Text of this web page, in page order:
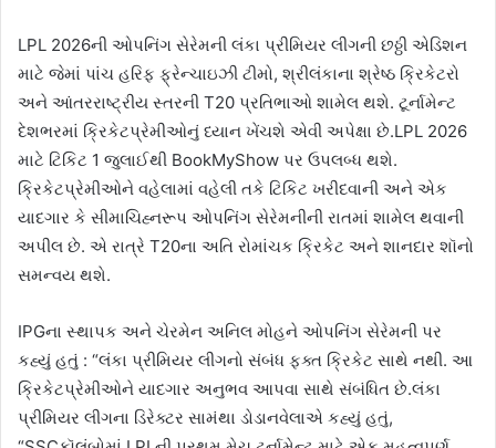
LPL 2026ની ઓપનિંગ સેરેમની લંકા પ્રીમિયર લીગની છઠ્ઠી એડિશન
માટે જેમાં પાંચ હરિફ ફ્રેન્ચાઇઝી ટીમો, શ્રીલંકાના શ્રેષ્ઠ ક્રિકેટરો
અને આંતરરાષ્ટ્રીય સ્તરની T20 પ્રતિભાઓ શામેલ થશે. ટૂર્નામેન્ટ
દેશભરમાં ક્રિકેટપ્રેમીઓનું ધ્યાન ખેંચશે એવી અપેક્ષા છે.LPL 2026
માટે ટિકિટ 1 જુલાઈથી BookMyShow પર ઉપલબ્ધ થશે.
ક્રિકેટપ્રેમીઓને વહેલામાં વહેલી તકે ટિકિટ ખરીદવાની અને એક
યાદગાર કે સીમાચિહ્નરૂપ ઓપનિંગ સેરેમનીની રાતમાં શામેલ થવાની
અપીલ છે. એ રાત્રે T20ના અતિ રોમાંચક ક્રિકેટ અને શાનદાર શૉનો
સમન્વય થશે.
IPGના સ્થાપક અને ચેરમેન અનિલ મોહને ઓપનિંગ સેરેમની પર
કહ્યું હતું : “લંકા પ્રીમિયર લીગનો સંબંધ ફક્ત ક્રિકેટ સાથે નથી. આ
ક્રિકેટપ્રેમીઓને યાદગાર અનુભવ આપવા સાથે સંબંધિત છે.લંકા
પ્રીમિયર લીગના ડિરેક્ટર સામંથા ડોડાનવેલાએ કહ્યું હતું,